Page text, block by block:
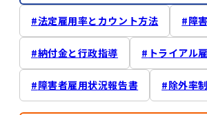
法定雇用率とカウント方法 障
納付金と行政指導 トライアル
障害者雇用状況報告書 除外率